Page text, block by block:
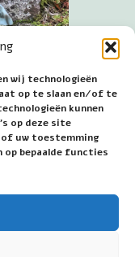
wij technologieën
op te slaan en/of te
kunnen
op deze site
uw toestemming
op bepaalde functies
de